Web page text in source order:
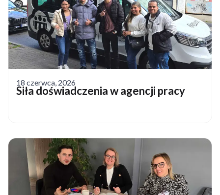
18 czerwca, 2026
Siła doświadczenia w agencji pracy